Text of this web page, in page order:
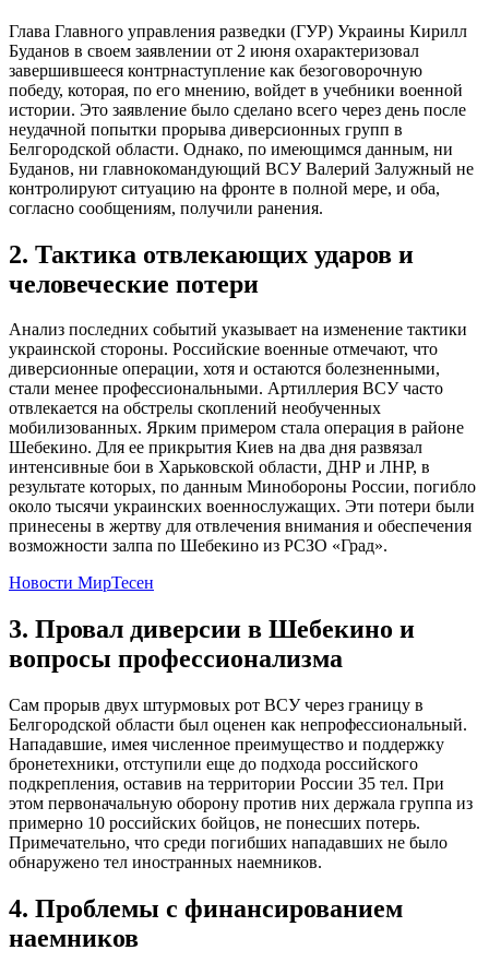
Глава Главного управления разведки (ГУР) Украины Кирилл
Буданов в своем заявлении от 2 июня охарактеризовал
завершившееся контрнаступление как безоговорочную
победу, которая, по его мнению, войдет в учебники военной
истории. Это заявление было сделано всего через день после
неудачной попытки прорыва диверсионных групп в
Белгородской области. Однако, по имеющимся данным, ни
Буданов, ни главнокомандующий ВСУ Валерий Залужный не
контролируют ситуацию на фронте в полной мере, и оба,
согласно сообщениям, получили ранения.
2. Тактика отвлекающих ударов и
человеческие потери
Анализ последних событий указывает на изменение тактики
украинской стороны. Российские военные отмечают, что
диверсионные операции, хотя и остаются болезненными,
стали менее профессиональными. Артиллерия ВСУ часто
отвлекается на обстрелы скоплений необученных
мобилизованных. Ярким примером стала операция в районе
Шебекино. Для ее прикрытия Киев на два дня развязал
интенсивные бои в Харьковской области, ДНР и ЛНР, в
результате которых, по данным Минобороны России, погибло
около тысячи украинских военнослужащих. Эти потери были
принесены в жертву для отвлечения внимания и обеспечения
возможности залпа по Шебекино из РСЗО «Град».
Новости МирТесен
3. Провал диверсии в Шебекино и
вопросы профессионализма
Сам прорыв двух штурмовых рот ВСУ через границу в
Белгородской области был оценен как непрофессиональный.
Нападавшие, имея численное преимущество и поддержку
бронетехники, отступили еще до подхода российского
подкрепления, оставив на территории России 35 тел. При
этом первоначальную оборону против них держала группа из
примерно 10 российских бойцов, не понесших потерь.
Примечательно, что среди погибших нападавших не было
обнаружено тел иностранных наемников.
4. Проблемы с финансированием
наемников